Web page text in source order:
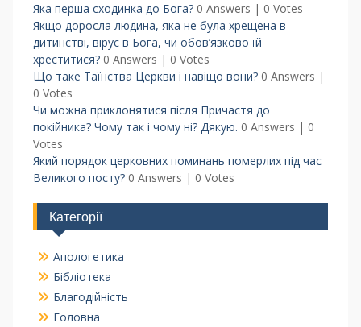
Яка перша сходинка до Бога? 0 Answers | 0 Votes
Якщо доросла людина, яка не була хрещена в
дитинстві, вірує в Бога, чи обов’язково їй
хреститися? 0 Answers | 0 Votes
Що таке Таїнства Церкви і навіщо вони? 0 Answers |
0 Votes
Чи можна приклонятися після Причастя до
покійника? Чому так і чому ні? Дякую. 0 Answers | 0
Votes
Який порядок церковних поминань померлих під час
Великого посту? 0 Answers | 0 Votes
Категорії
Апологетика
Бібліотека
Благодійність
Головна